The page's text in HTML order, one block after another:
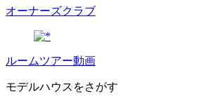
オーナーズクラブ
ルームツアー動画
モデルハウスをさがす